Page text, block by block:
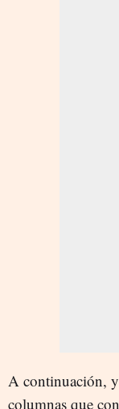
A continuación,
columnas que